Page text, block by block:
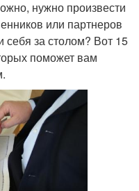
нужно произвести
или партнеров
себя за столом? Вот 15
поможет вам